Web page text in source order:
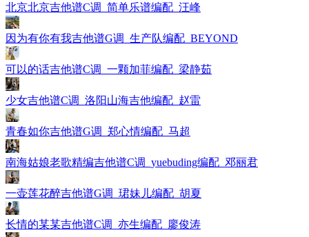
北京北京吉他谱C调_简单乐谱编配_汪峰
因为有你有我吉他谱G调_生产队编配_BEYOND
可以的话吉他谱C调_一颗加菲编配_梁静茹
少女吉他谱C调_洛阳山海吉他编配_赵雷
青春如你吉他谱G调_郑心情编配_马超
南海姑娘老歌精编吉他谱C调_yuebuding编配_邓丽君
一壶莲花醉吉他谱G调_珺妹儿编配_胡夏
长情的某某吉他谱C调_亦生编配_廖俊涛